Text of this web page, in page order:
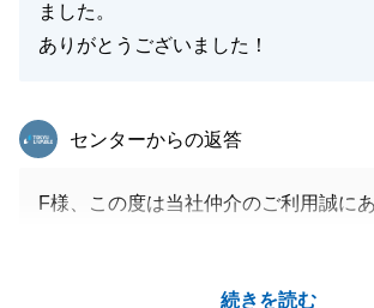
ました。
ありがとうございました！
続きを読む
東急リバブル
センターからの返答
F様、この度は当社仲介のご利用誠に